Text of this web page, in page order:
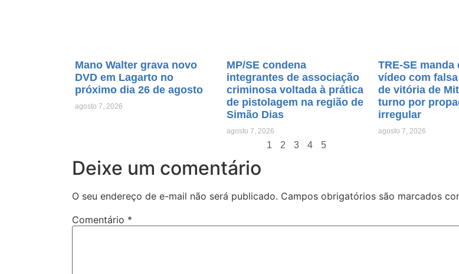
Mano Walter grava novo
DVD em Lagarto no
próximo dia 26 de agosto
agosto 7, 2026
MP/SE condena
integrantes de associação
criminosa voltada à prática
de pistolagem na região de
Simão Dias
agosto 7, 2026
TRE-SE manda
vídeo com
de vitória de
turno por
irregular
agosto 7, 2026
1 2 3 4 5
Deixe um comentário
O seu endereço de e-mail não será publicado. Campos obrigatórios são marcados
Comentário *